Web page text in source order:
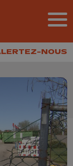
NOUS
NOUS